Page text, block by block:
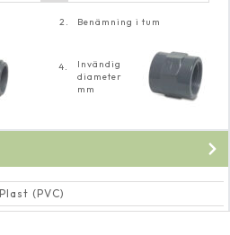
2. Benämning i tum
4.
Invändig
diameter
mm
Plast (PVC)